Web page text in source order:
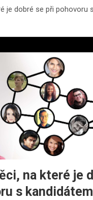
je dobré se při pohovoru
na které je
s kandidátem